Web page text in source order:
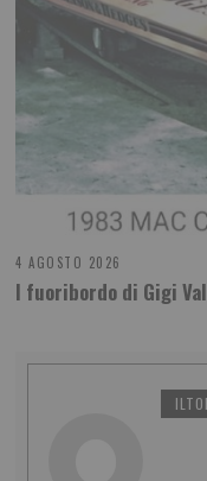
4 AGOSTO 2026
l fuoribordo di Gigi